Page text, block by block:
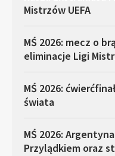
Mistrzów UEFA
MŚ 2026: mecz o
eliminacje Ligi
MŚ 2026:
świata
MŚ 2026:
Przylądkiem oraz